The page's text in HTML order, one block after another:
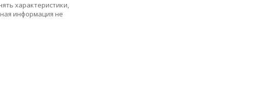
характеристики,
информация не